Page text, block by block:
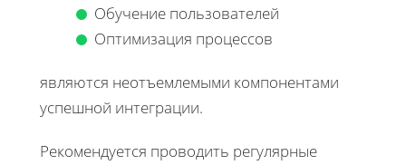
Обучение пользователей
Оптимизация процессов
являются неотъемлемыми компонентами
успешной интеграции.
Рекомендуется проводить регулярные